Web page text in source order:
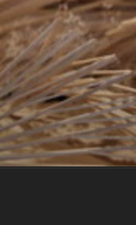
コ
ン
テ
ン
ツ
へ
ス
キ